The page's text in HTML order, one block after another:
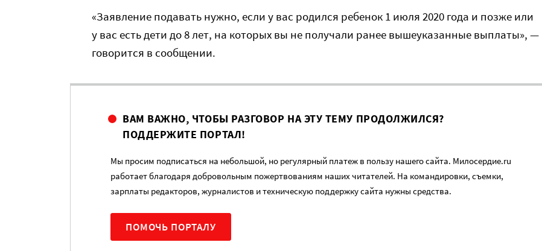
«Заявление подавать нужно, если у вас родился ребенок 1 июля 2020 года и позже или
у вас есть дети до 8 лет, на которых вы не получали ранее вышеуказанные выплаты», —
говорится в сообщении.
ВАМ ВАЖНО, ЧТОБЫ РАЗГОВОР НА ЭТУ ТЕМУ ПРОДОЛЖИЛСЯ?
ПОДДЕРЖИТЕ ПОРТАЛ!
Мы просим подписаться на небольшой, но регулярный платеж в пользу нашего сайта. Милосердие.ru
работает благодаря добровольным пожертвованиям наших читателей. На командировки, съемки,
зарплаты редакторов, журналистов и техническую поддержку сайта нужны средства.
ПОМОЧЬ ПОРТАЛУ